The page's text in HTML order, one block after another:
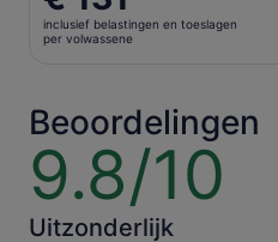
prijs
is
volwassene
inclusief belastingen en toeslagen
per volwassene
Beoordelingen
9.8/10
9.8
van
10
Uitzonderlijk